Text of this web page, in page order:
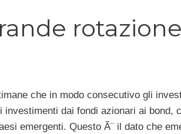
che in modo consecutivo gli
dai fondi azionari ai bond,
emergenti. Questo Ã¨ il dato che